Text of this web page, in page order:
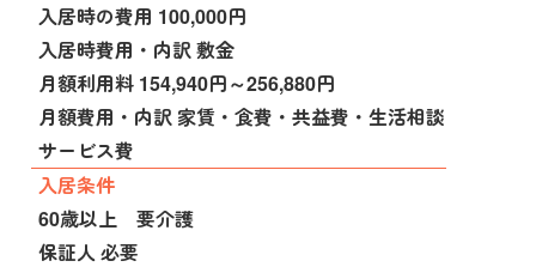
入居時の費用 100,000円
入居時費用・内訳 敷金
月額利用料 154,940円～256,880円
月額費用・内訳 家賃・食費・共益費・生活相談
サービス費
入居条件
60歳以上 要介護
保証人 必要